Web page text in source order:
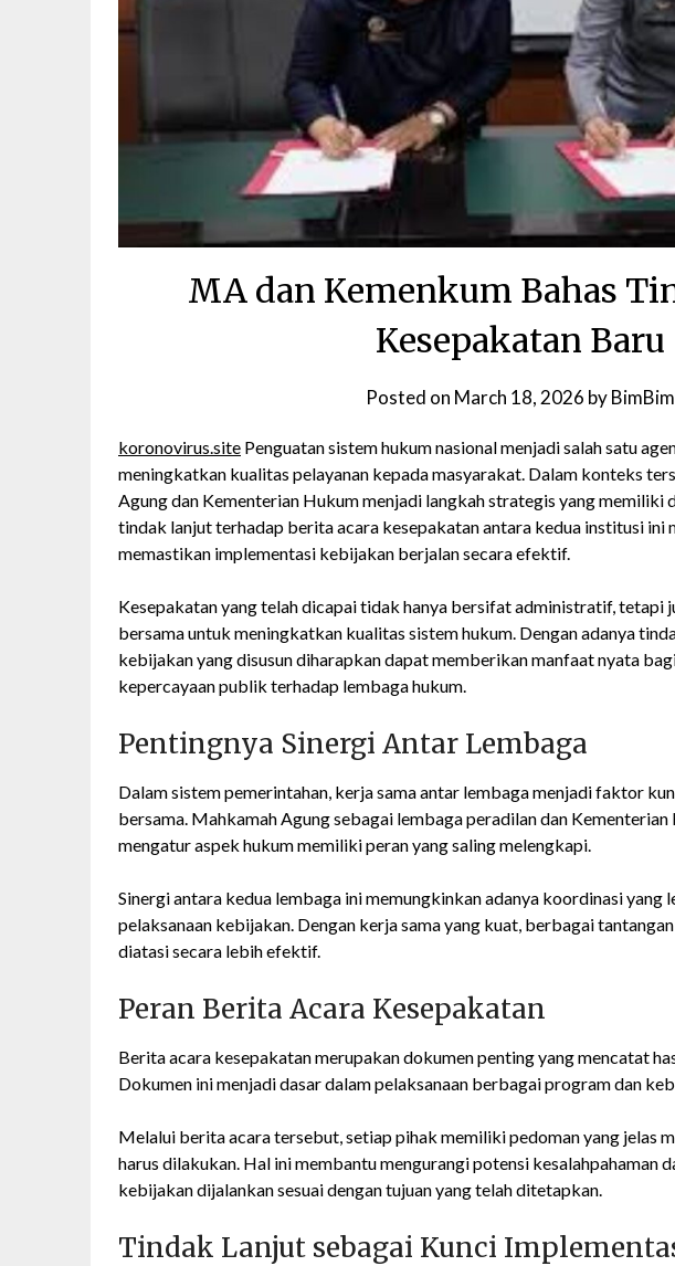
MA dan Kemenkum Bahas
Kesepakatan Baru
Posted on March 18, 2026 byBimBim
koronovirus.site Penguatan sistem hukum nasional menjadi salah satu
meningkatkan kualitas pelayanan kepada masyarakat. Dalam konteks
Agung dan Kementerian Hukum menjadi langkah strategis yang memiliki
tindak lanjut terhadap berita acara kesepakatan antara kedua institusi ini
memastikan implementasi kebijakan berjalan secara efektif.
Kesepakatan yang telah dicapai tidak hanya bersifat administratif, tetapi
bersama untuk meningkatkan kualitas sistem hukum. Dengan adanya
kebijakan yang disusun diharapkan dapat memberikan manfaat nyata
kepercayaan publik terhadap lembaga hukum.
Pentingnya Sinergi Antar Lembaga
Dalam sistem pemerintahan, kerja sama antar lembaga menjadi faktor
bersama. Mahkamah Agung sebagai lembaga peradilan dan
mengatur aspek hukum memiliki peran yang saling melengkapi.
Sinergi antara kedua lembaga ini memungkinkan adanya koordinasi yang
pelaksanaan kebijakan. Dengan kerja sama yang kuat, berbagai
diatasi secara lebih efektif.
Peran Berita Acara Kesepakatan
Berita acara kesepakatan merupakan dokumen penting yang mencatat
Dokumen ini menjadi dasar dalam pelaksanaan berbagai program dan
Melalui berita acara tersebut, setiap pihak memiliki pedoman yang jelas
harus dilakukan. Hal ini membantu mengurangi potensi kesalahpahaman
kebijakan dijalankan sesuai dengan tujuan yang telah ditetapkan.
Tindak Lanjut sebagai Kunci